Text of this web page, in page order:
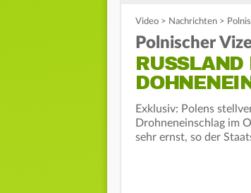
Video > Nachrichten >
Polnischer
Exklusiv: Polens
Drohneneinschlag im
sehr ernst, so der